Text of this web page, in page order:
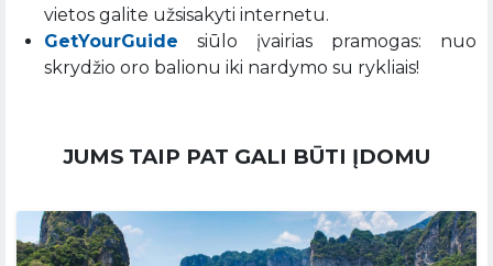
vietos galite užsisakyti internetu.
GetYourGuide siūlo įvairias pramogas: nuo
skrydžio oro balionu iki nardymo su rykliais!
JUMS TAIP PAT GALI BŪTI ĮDOMU